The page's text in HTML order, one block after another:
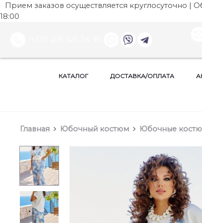
Прием заказов осуществляется круглосуточно |
18:00
КАТАЛОГ ДОСТАВКА/ОПЛАТА
Главная Юбочный костюм Юбочные